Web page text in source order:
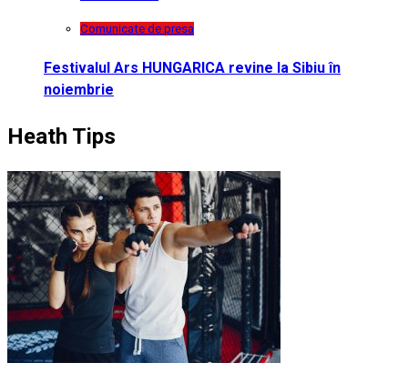
Comunicate de presa
Festivalul Ars HUNGARICA revine la Sibiu în
noiembrie
Heath Tips